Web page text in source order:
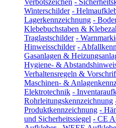
Verbotszeichen -
Winterschilder -
Lagerkennzeichnung -
Klebebuchstaben &
Traglastschilder -
Hinweisschilder -
Gasanlagen &
Hygiene- &
Verhaltensregeln &
Maschinen- &
Elektrotechnik -
Rohrleitungskennzeichnung
Produktkennzeichnung -
und Sicherheitssiegel - CE